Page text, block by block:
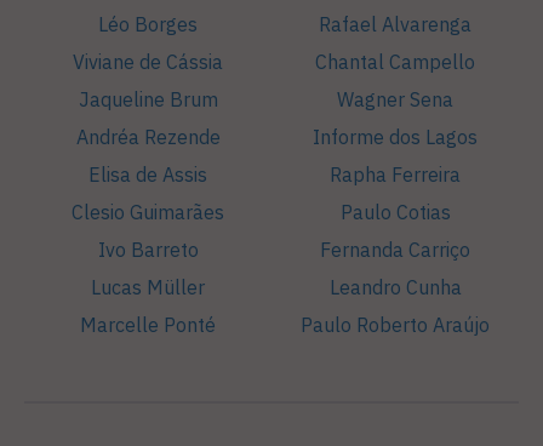
Léo Borges
Viviane de Cássia
Jaqueline Brum
Andréa Rezende
Elisa de Assis
Clesio Guimarães
Ivo Barreto
Lucas Müller
Marcelle Ponté
Rafael Alvarenga
Chantal Campello
Wagner Sena
Informe dos Lagos
Rapha Ferreira
Paulo Cotias
Fernanda Carriço
Leandro Cunha
Paulo Roberto Araújo